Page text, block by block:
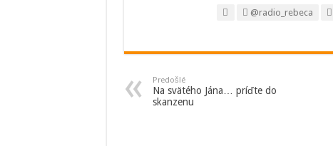
@radio_rebeca
Predošlé
Na svätého Jána… príďte do
skanzenu